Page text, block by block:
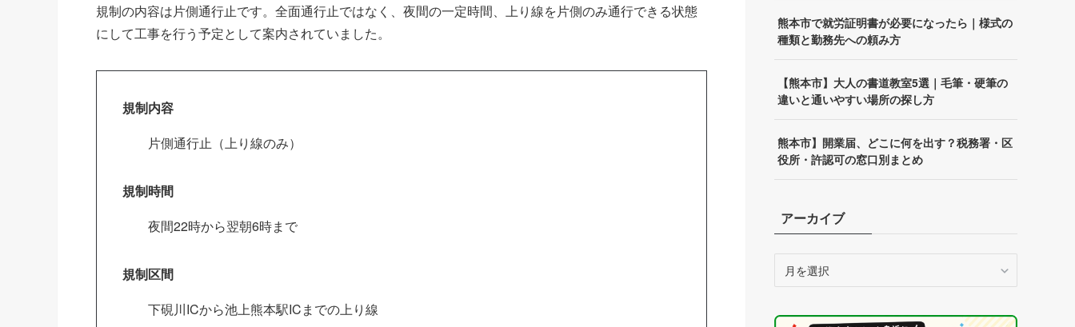
規制の内容は片側通行止です。全面通行止ではなく、夜間の一定時間、上り線を片側のみ通行できる状態
にして工事を行う予定として案内されていました。
規制内容
片側通行止（上り線のみ）
規制時間
夜間22時から翌朝6時まで
規制区間
下硯川ICから池上熊本駅ICまでの上り線
熊本市で就労証明書が必要になったら｜様式の
種類と勤務先への頼み方
【熊本市】大人の書道教室5選｜毛筆・硬筆の
違いと通いやすい場所の探し方
熊本市】開業届、どこに何を出す？税務署・区
役所・許認可の窓口別まとめ
アーカイブ
イ